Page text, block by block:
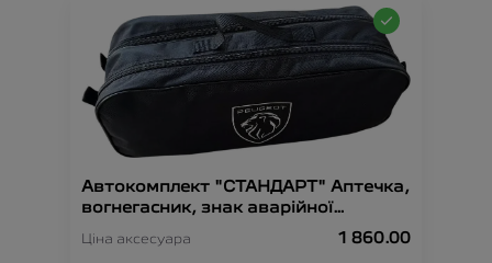
Автокомплект "СТАНДАРТ" Аптечка,
вогнегасник, знак аварійної
органайзер, трос-буксир, жилет
Ціна аксесуара 1 860.00